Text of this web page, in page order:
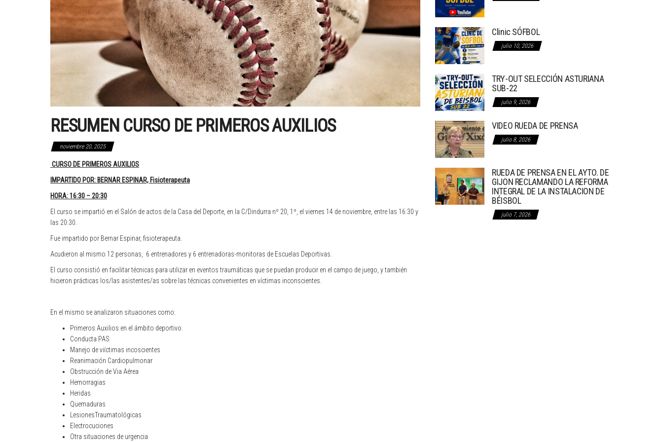
RESUMEN CURSO DE PRIMEROS AUXILIOS
noviembre 20, 2025
CURSO DE PRIMEROS AUXILIOS
IMPARTIDO POR: BERNAR ESPINAR, Fisioterapeuta
HORA: 16:30 – 20:30
El curso se impartió en el Salón de actos de la Casa del Deporte, en la C/Dindurra nº 20, 1º, el viernes 14 de noviembre, entre las 16:30 y
las 20:30.
Fue impartido por Bernar Espinar, fisioterapeuta.
Acudieron al mismo 12 personas, 6 entrenadores y 6 entrenadoras-monitoras de Escuelas Deportivas.
El curso consistió en facilitar técnicas para utilizar en eventos traumáticas que se puedan producir en el campo de juego, y también
hicieron prácticas los/las asistentes/as sobre las técnicas convenientes en víctimas inconscientes.
En el mismo se analizaron situaciones como:
Primeros Auxilios en el ámbito deportivo.
Conducta PAS
Manejo de viíctimas incoscientes
Reanimación Cardiopulmonar
Obstrucción de Via Aérea
Hemorragias
Heridas
Quemaduras
LesionesTraumatológicas
Electrocuciones
Otra situaciones de urgencia
Clinic SÓFBOL
julio 10, 2026
TRY-OUT SELECCIÓN ASTURIANA
SUB-22
julio 9, 2026
VIDEO RUEDA DE PRENSA
julio 8, 2026
RUEDA DE PRENSA EN EL AYTO. DE
GIJON RECLAMANDO LA REFORMA
INTEGRAL DE LA INSTALACION DE
BÉISBOL
julio 7, 2026